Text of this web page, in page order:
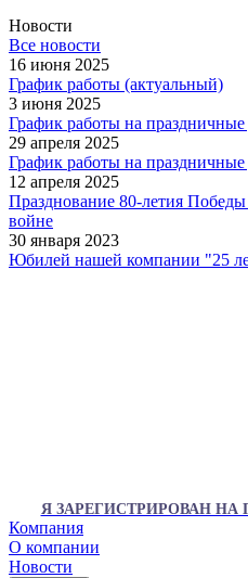
Новости
Все новости
16 июня 2025
График работы (актуальный)
3 июня 2025
График работы на
29 апреля 2025
График работы на
12 апреля 2025
Празднование 80-летия
войне
30 января 2023
Юбилей нашей компании "25
Я ЗАРЕГИСТРИРОВАН
Компания
О компании
Новости